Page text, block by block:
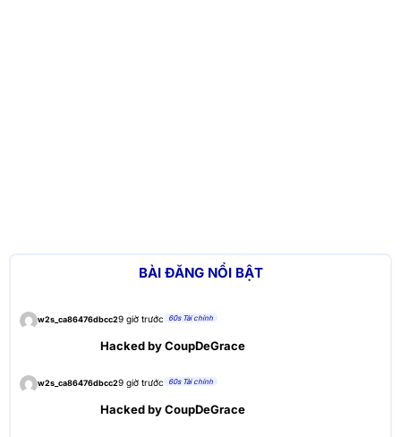
BÀI ĐĂNG NỔI BẬT
w2s_ca86476dbcc29 giờ trước 60s Tài chính
Hacked by CoupDeGrace
w2s_ca86476dbcc29 giờ trước 60s Tài chính
Hacked by CoupDeGrace